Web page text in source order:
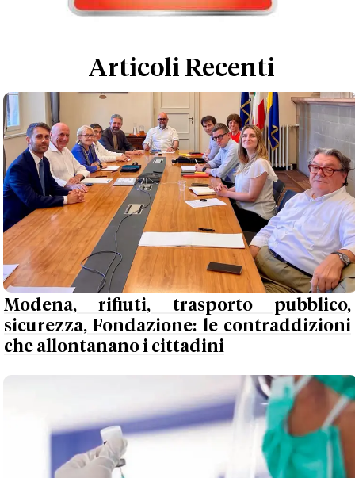
Articoli Recenti
Modena, rifiuti, trasporto pubblico,
sicurezza, Fondazione: le contraddizioni
che allontanano i cittadini